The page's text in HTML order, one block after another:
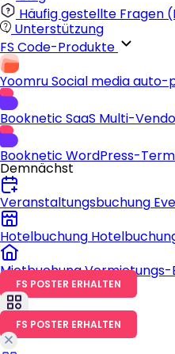
Häufig gestellte Fragen
Unterstützung
FS Code-Produkte
YoomruSocial media
Booknetic SaaS Multi-
Booknetic WordPress-
Demnächst
Veranstaltungsbuchung
Hotelbuchung
MietbuchungVermietungs-
FS POSTER ERHALTEN
FS POSTER ERHALTEN